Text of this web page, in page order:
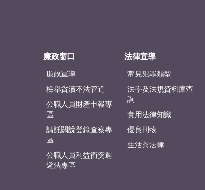
廉政窗口
廉政宣導
檢舉貪瀆不法管道
公職人員財產申報專
區
請託關說登錄查察專
區
公職人員利益衝突迴
避法專區
法律宣導
常見犯罪類型
法學及法規資料庫查
詢
實用法律知識
優良刊物
生活與法律